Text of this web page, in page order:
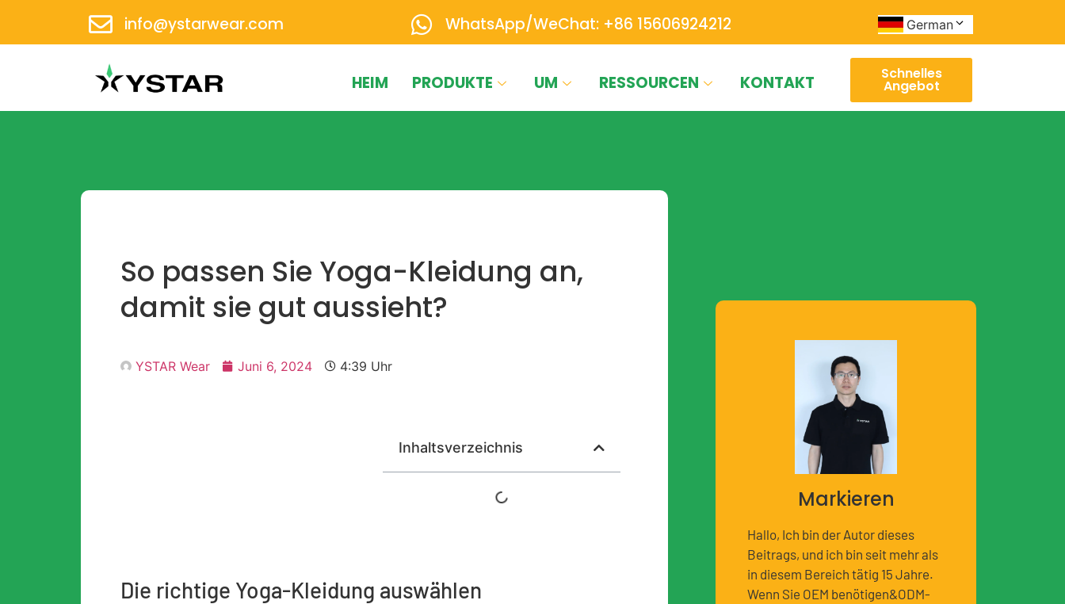
info@ystarwear.com WhatsApp/WeChat: +86 15606924212 German
HEIM PRODUKTE UM RESSOURCEN KONTAKT Schnelles
Angebot
So passen Sie Yoga-Kleidung an,
damit sie gut aussieht?
YSTAR Wear Juni 6, 2024 4:39 Uhr
Inhaltsverzeichnis
Die richtige Yoga-Kleidung auswählen
Markieren
Hallo, Ich bin der Autor dieses
Beitrags, und ich bin seit mehr als
in diesem Bereich tätig 15 Jahre.
Wenn Sie OEM benötigen&ODM-